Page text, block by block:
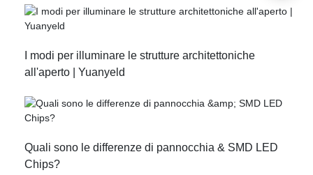
I modi per illuminare le strutture architettoniche
all'aperto | Yuanyeld
Quali sono le differenze di pannocchia & SMD LED
Chips?